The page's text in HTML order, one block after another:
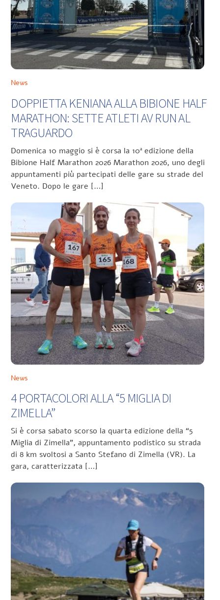
News
DOPPIETTA KENIANA ALLA BIBIONE HALF
MARATHON: SETTE ATLETI AV RUN AL
TRAGUARDO
Domenica 10 maggio si è corsa la 10ª edizione della
Bibione Half Marathon 2026 Marathon 2026, uno degli
appuntamenti più partecipati delle gare su strade del
Veneto. Dopo le gare […]
News
4 PORTACOLORI ALLA “5 MIGLIA DI
ZIMELLA”
Si è corsa sabato scorso la quarta edizione della “5
Miglia di Zimella”, appuntamento podistico su strada
di 8 km svoltosi a Santo Stefano di Zimella (VR). La
gara, caratterizzata […]